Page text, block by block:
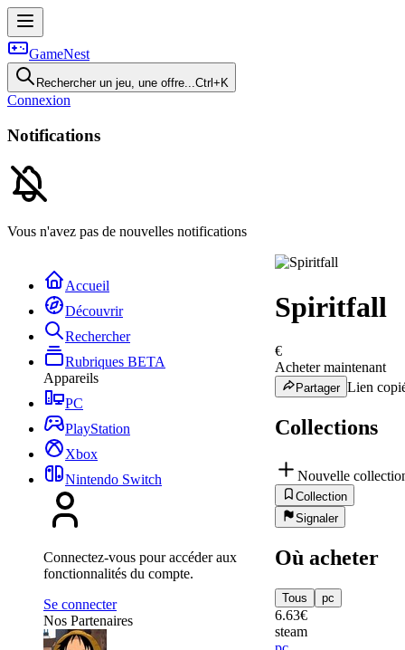
GameNest
Rechercher un jeu, une offre...Ctrl+K
Connexion
Notifications
Vous n'avez pas de nouvelles notifications
Accueil
Découvrir
Rechercher
Rubriques BETA
Appareils
PC
PlayStation
Xbox
Nintendo Switch
Connectez-vous pour accéder aux
fonctionnalités du compte.
Se connecter
Nos Partenaires
Spiritfall
€
Acheter maintenant
Partager Lien
Collections
Nouvelle
Collection
Signaler
Où acheter
Tous pc
6.63€
steam